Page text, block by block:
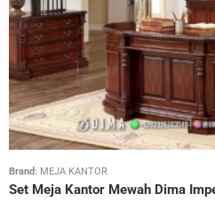
Brand: MEJA KANTOR
Set Meja Kantor Mewah Dima